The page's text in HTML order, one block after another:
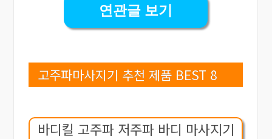
연관글 보기
고주파마사지기 추천 제품 BEST 8
바디킬 고주파 저주파 바디 마사지기